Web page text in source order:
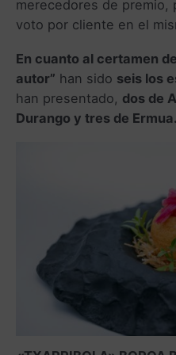
merecedores de premio,
voto por cliente en el
En cuanto al certamen
autor” han sido seis los
han presentado, dos de
Durango y tres de Ermua.